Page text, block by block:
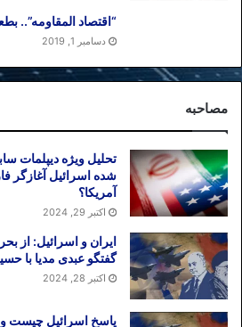
“اقتصاد المقاومه”..
دسامبر 1, 2019
مصاحبه
تحلیل ویژه دیپلمات
شده اسرائیل آغازگر
آمریکا؟
اکتبر 29, 2024
ایران و اسرائیل: از
گفتگو عبدی مدیا با
اکتبر 28, 2024
پاسخ اسرائیل چیست و